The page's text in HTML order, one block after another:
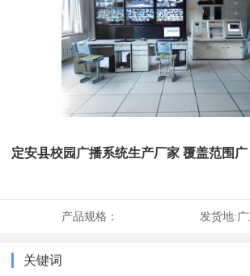
定安县校园广播系统生产厂家 覆盖范围广
产品规格： 发货地:
关键词